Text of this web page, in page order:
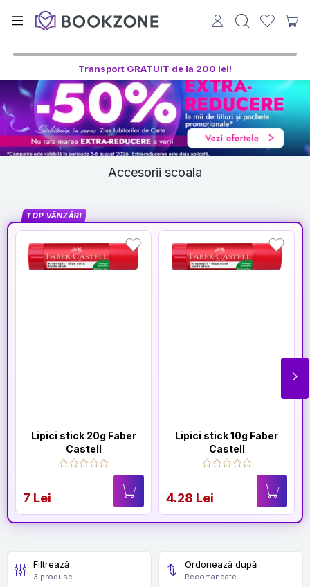
Transport GRATUIT de la 200 lei!
Accesorii scoala
TOP VÂNZĂRI
Lipici stick 20g Faber
Castell
7 Lei
Lipici stick 10g Faber
Castell
4.28 Lei
Filtrează
3 produse
Ordonează după
Recomandate